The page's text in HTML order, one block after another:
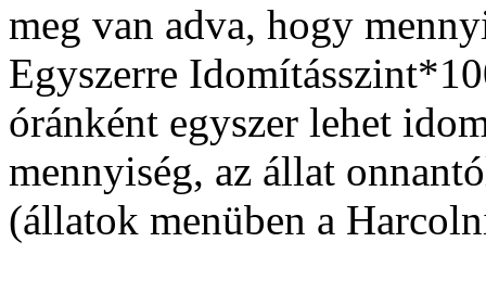
meg van adva, hogy
Egyszerre
óránként egyszer lehet
mennyiség, az állat
(állatok menüben a